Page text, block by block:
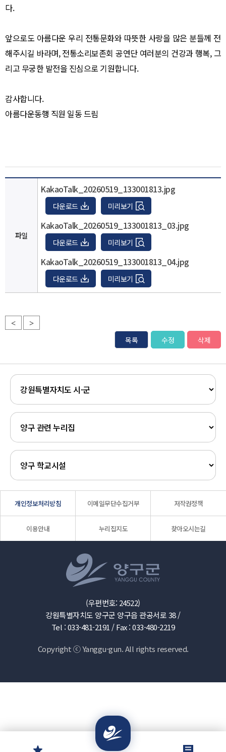
다.
앞으로도 아름다운 우리 전통문화와 따뜻한 사랑을 많은 분들께 전
해주시길 바라며, 전통소리보존회 공연단 여러분의 건강과 행복, 그
리고 무궁한 발전을 진심으로 기원합니다.
감사합니다.
아름다운동행 직원 일동 드림
파일
KakaoTalk_20260519_133001813.jpg
다운로드 미리보기
KakaoTalk_20260519_133001813_03.jpg
다운로드 미리보기
KakaoTalk_20260519_133001813_04.jpg
다운로드 미리보기
< >
목록 수정 삭제
개인정보처리방침 이메일무단수집거부 저작권정책
이용안내 누리집지도 찾아오시는길
(우편번호: 24522)
강원특별자치도 양구군 양구읍 관공서로 38 /
Tel : 033-481-2191 /Fax : 033-480-2219
Copyright ⓒ Yanggu-gun. All rights reserved.